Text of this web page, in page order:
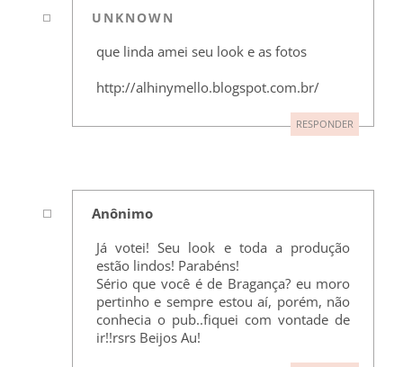
UNKNOWN
que linda amei seu look e as fotos
http://alhinymello.blogspot.com.br/
RESPONDER
Anônimo
Já votei! Seu look e toda a produção
estão lindos! Parabéns!
Sério que você é de Bragança? eu moro
pertinho e sempre estou aí, porém, não
conhecia o pub..fiquei com vontade de
ir!!rsrs Beijos Au!